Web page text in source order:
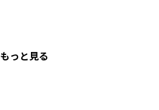
もっと見る